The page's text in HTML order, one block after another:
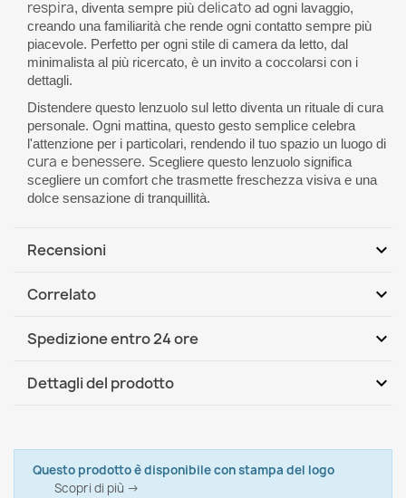
respira, diventa sempre più delicato ad ogni lavaggio,
creando una familiarità che rende ogni contatto sempre più
piacevole. Perfetto per ogni stile di camera da letto, dal
minimalista al più ricercato, è un invito a coccolarsi con i
dettagli.
Distendere questo lenzuolo sul letto diventa un rituale di cura
personale. Ogni mattina, questo gesto semplice celebra
l'attenzione per i particolari, rendendo il tuo spazio un luogo di
cura e benessere. Scegliere questo lenzuolo significa
scegliere un comfort che trasmette freschezza visiva e una
dolce sensazione di tranquillità.
Recensioni expand_more
Correlato expand_more
8,99 €
Spedizione entro 24 ore expand_more
Dettagli del prodotto expand_more
Scheda tecnica
Colore
Questo prodotto è disponibile con stampa del logo
Scopri di più →